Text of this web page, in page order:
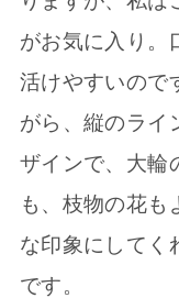
がお気に入り。
活けやすいので
がら、縦のライ
ザインで、大輪
も、枝物の花も
な印象にしてく
です。